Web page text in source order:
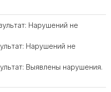
Нарушений не
Нарушений не
Выявлены нарушения.